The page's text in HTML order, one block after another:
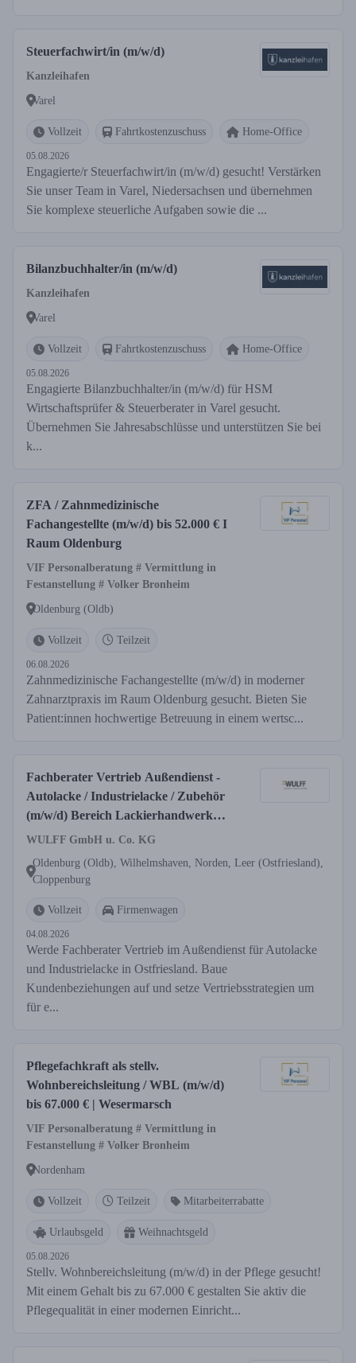
Steuerfachwirt/in (m/w/d)
Kanzleihafen
Varel
Vollzeit Fahrtkostenzuschuss Home-Office
05.08.2026
Engagierte/r Steuerfachwirt/in (m/w/d) gesucht! Verstärken
Sie unser Team in Varel, Niedersachsen und übernehmen
Sie komplexe steuerliche Aufgaben sowie die ...
Bilanzbuchhalter/in (m/w/d)
Kanzleihafen
Varel
Vollzeit Fahrtkostenzuschuss Home-Office
05.08.2026
Engagierte Bilanzbuchhalter/in (m/w/d) für HSM
Wirtschaftsprüfer & Steuerberater in Varel gesucht.
Übernehmen Sie Jahresabschlüsse und unterstützen Sie bei
k...
ZFA / Zahnmedizinische
Fachangestellte (m/w/d) bis 52.000 € I
Raum Oldenburg
VIF Personalberatung # Vermittlung in
Festanstellung # Volker Bronheim
Oldenburg (Oldb)
Vollzeit Teilzeit
06.08.2026
Zahnmedizinische Fachangestellte (m/w/d) in moderner
Zahnarztpraxis im Raum Oldenburg gesucht. Bieten Sie
Patient:innen hochwertige Betreuung in einem wertsc...
Fachberater Vertrieb Außendienst -
Autolacke / Industrielacke / Zubehör
(m/w/d) Bereich Lackierhandwerk
Region Ostfriesland, Oldenburger
WULFF GmbH u. Co. KG
Oldenburg (Oldb), Wilhelmshaven, Norden, Leer (Ostfriesland),
Cloppenburg
Vollzeit Firmenwagen
04.08.2026
Werde Fachberater Vertrieb im Außendienst für Autolacke
und Industrielacke in Ostfriesland. Baue
Kundenbeziehungen auf und setze Vertriebsstrategien um
für e...
Pflegefachkraft als stellv.
Wohnbereichsleitung / WBL (m/w/d)
bis 67.000 € | Wesermarsch
VIF Personalberatung # Vermittlung in
Festanstellung # Volker Bronheim
Nordenham
Vollzeit Teilzeit Mitarbeiterrabatte
Urlaubsgeld Weihnachtsgeld
05.08.2026
Stellv. Wohnbereichsleitung (m/w/d) in der Pflege gesucht!
Mit einem Gehalt bis zu 67.000 € gestalten Sie aktiv die
Pflegequalität in einer modernen Einricht...